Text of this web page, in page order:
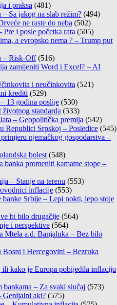
i praksa (481)
Sa jakog na slab režim? (494)
ne raste do neba (502)
i posle početka rata (505)
a evropsko nema ? – Trump put
– Risk-Off (516)
zamijeniti Word i Excel? – AI
i neučinkovita (521)
krediti (529)
13 godina poslije (530)
standarda (533)
– Geopolitička premija (542)
Republici Srpskoj – Posledice (545)
njemačkog gospodarstva –
bolest (548)
banka promeniti kamatne stope –
– Stanje na terenu (553)
inflacije (553)
Srbije – Lepi nokti, lepo stoje
bi bilo drugačije (564)
i perspektive (564)
Mtela a.d. Banjaluka – Bez bilo
i Hercegovini – Bezruka
ili kako je Europa pobijedila inflaciju
bankama – Za svaki slučaj (573)
Genijalni akt? (575)